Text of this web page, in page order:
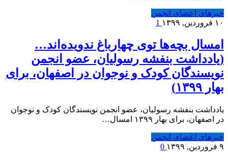
خبرهای اعضای انجمن
۱۰ فروردین, ۱۳۹۹
امسال بچه‌ها توی چهارباغ ندویده‌اند…
(یادداشت بنفشه رسولیان، عضو انجمن
نویسندگان کودک و نوجوان در اصفهان، برای
بهار ۱۳۹۹)
یادداشت بنفشه رسولیان، عضو انجمن نویسندگان کودک و نوجوان
در اصفهان، برای بهار ۱۳۹۹ امسال…
خبرهای اعضای انجمن
۹ فروردین, ۱۳۹۹